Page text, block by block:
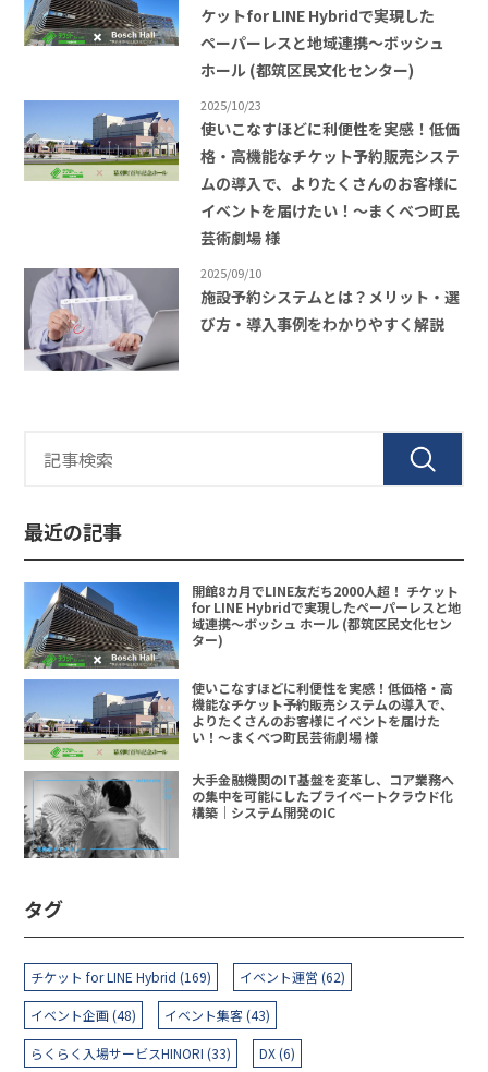
ケットfor LINE Hybridで実現した
ペーパーレスと地域連携〜ボッシュ
ホール (都筑区民文化センター)
2025/10/23
使いこなすほどに利便性を実感！低価
格・高機能なチケット予約販売システ
ムの導入で、よりたくさんのお客様に
イベントを届けたい！〜まくべつ町民
芸術劇場 様
2025/09/10
施設予約システムとは？メリット・選
び方・導入事例をわかりやすく解説
最近の記事
開館8カ月でLINE友だち2000人超！ チケット
for LINE Hybridで実現したペーパーレスと地
域連携〜ボッシュ ホール (都筑区民文化セン
ター)
使いこなすほどに利便性を実感！低価格・高
機能なチケット予約販売システムの導入で、
よりたくさんのお客様にイベントを届けた
い！〜まくべつ町民芸術劇場 様
大手金融機関のIT基盤を変革し、コア業務へ
の集中を可能にしたプライベートクラウド化
構築｜システム開発のIC
タグ
チケット for LINE Hybrid (169) イベント運営 (62)
イベント企画 (48) イベント集客 (43)
らくらく入場サービスHINORI (33) DX (6)